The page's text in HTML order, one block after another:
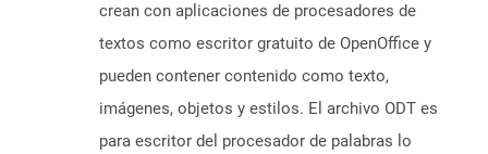
crean con aplicaciones de procesadores de
textos como escritor gratuito de OpenOffice y
pueden contener contenido como texto,
imágenes, objetos y estilos. El archivo ODT es
para escritor del procesador de palabras lo